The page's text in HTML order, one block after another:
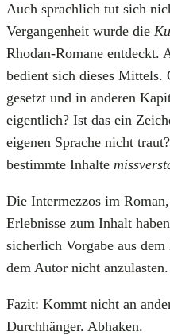
Auch sprachlich tut sich
Vergangenheit wurde die
Rhodan-Romane
bedient sich dieses
gesetzt und in anderen
eigentlich? Ist das ein
eigenen Sprache nicht
bestimmte Inhalte
Die Intermezzos im
Erlebnisse zum Inhalt
sicherlich Vorgabe aus
dem Autor nicht anzulasten.
Fazit: Kommt nicht an
Durchhänger. Abhaken.